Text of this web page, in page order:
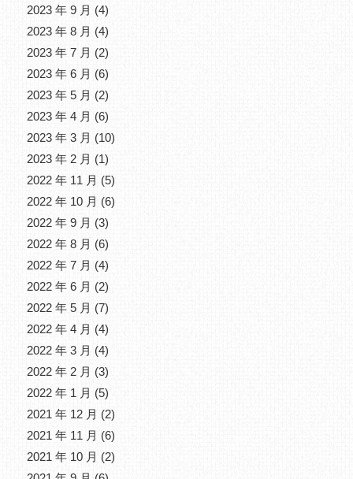
2023 年 9 月 (4)
2023 年 8 月 (4)
2023 年 7 月 (2)
2023 年 6 月 (6)
2023 年 5 月 (2)
2023 年 4 月 (6)
2023 年 3 月 (10)
2023 年 2 月 (1)
2022 年 11 月 (5)
2022 年 10 月 (6)
2022 年 9 月 (3)
2022 年 8 月 (6)
2022 年 7 月 (4)
2022 年 6 月 (2)
2022 年 5 月 (7)
2022 年 4 月 (4)
2022 年 3 月 (4)
2022 年 2 月 (3)
2022 年 1 月 (5)
2021 年 12 月 (2)
2021 年 11 月 (6)
2021 年 10 月 (2)